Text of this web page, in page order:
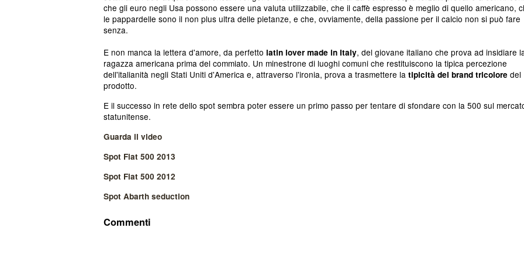
che gli euro negli Usa possono essere una valuta utilizzabile, che il caffè espresso è meglio di quello americano,
le pappardelle sono il non plus ultra delle pietanze, e che, ovviamente, della passione per il calcio non si può fare
senza.
E non manca la lettera d'amore, da perfetto latin lover made in Italy, del giovane italiano che prova ad insidiare
ragazza americana prima del commiato. Un minestrone di luoghi comuni che restituiscono la tipica percezione
dell'italianità negli Stati Uniti d'America e, attraverso l'ironia, prova a trasmettere la tipicità del brand tricolore del
prodotto.
E il successo in rete dello spot sembra poter essere un primo passo per tentare di sfondare con la 500 sul
statunitense.
Guarda il video
Spot Fiat 500 2013
Spot Fiat 500 2012
Spot Abarth seduction
Commenti